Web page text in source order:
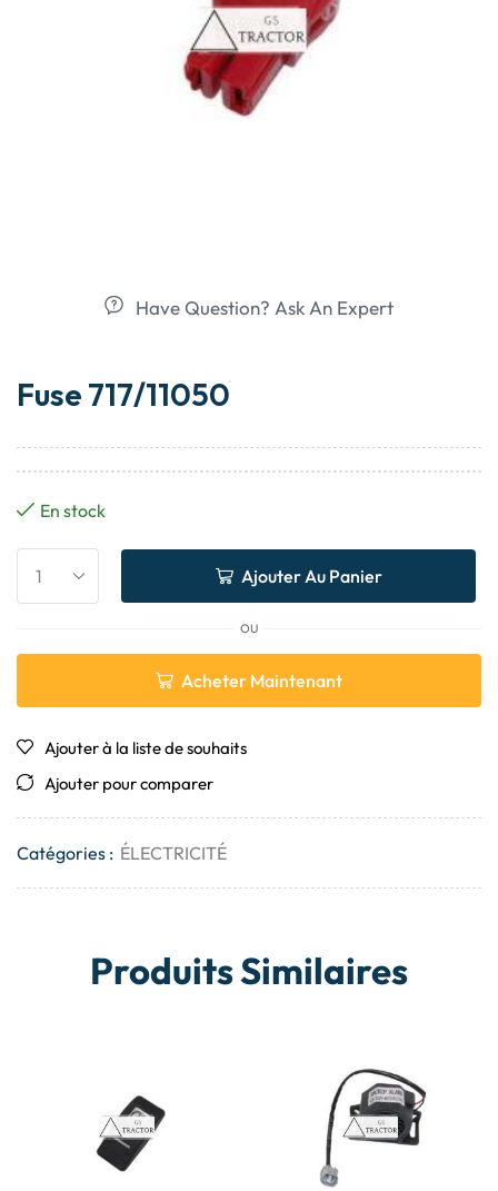
Have Question? Ask An Expert
Fuse 717/11050
En stock
Ajouter Au Panier
OU
Acheter Maintenant
Ajouter à la liste de souhaits
Ajouter pour comparer
Catégories : ÉLECTRICITÉ
Produits Similaires